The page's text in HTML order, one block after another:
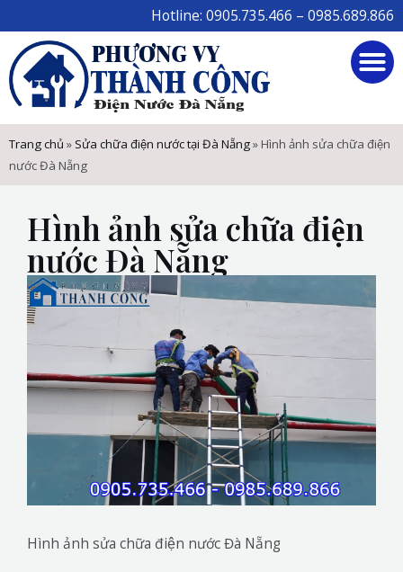
to
content
Hotline: 0905.735.466 – 0985.689.866
Trang chủ » Sửa chữa điện nước tại Đà Nẵng» Hình ảnh sửa chữa điện
nước Đà Nẵng
Hình ảnh sửa chữa điện
nước Đà Nẵng
Hình ảnh sửa chữa điện nước Đà Nẵng